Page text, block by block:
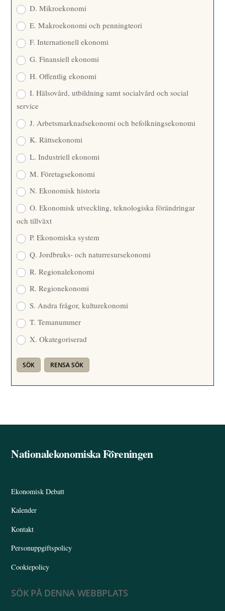
D. Mikroekonomi
E. Makroekonomi och penningteori
F. Internationell ekonomi
G. Finansiell ekonomi
H. Offentlig ekonomi
I. Hälsovård, utbildning samt socialvård och social
service
J. Arbetsmarknadsekonomi och befolkningsekonomi
K. Rättsekonomi
L. Industriell ekonomi
M. Företagsekonomi
N. Ekonomisk historia
O. Ekonomisk utveckling, teknologiska förändringar
och tillväxt
P. Ekonomiska system
Q. Jordbruks- och naturresursekonomi
R. Regionalekonomi
R. Regionekonomi
S. Andra frågor, kulturekonomi
T. Temanummer
X. Okategoriserad
Back
Nationalekonomiska Föreningen
Ekonomisk Debatt
Kalender
Kontakt
Personuppgiftspolicy
Cookiepolicy
SÖK PÅ DENNA WEBBPLATS